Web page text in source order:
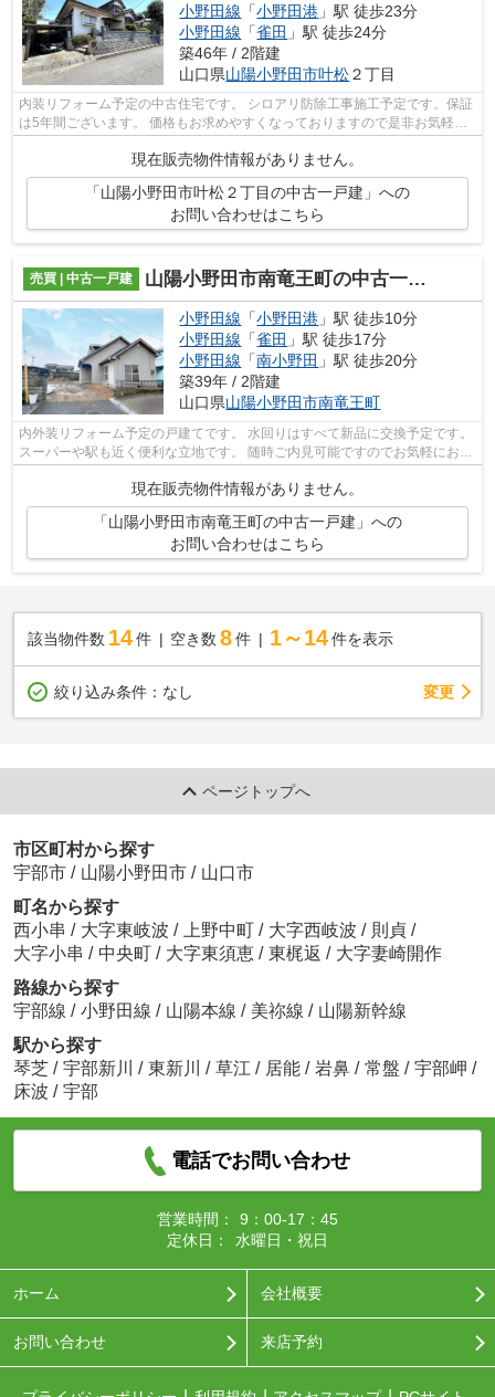
小野田線 「小野田港 」駅 徒歩23分
小野田線 「雀田 」駅 徒歩24分
築46年 / 2階建
山口県山陽小野田市叶松２丁目
内装リフォーム予定の中古住宅です。 シロアリ防除工事施工予定です。保証
は5年間ございます。 価格もお求めやすくなっておりますので是非お気軽に
現在販売物件情報がありません。
「山陽小野田市叶松２丁目の中古一戸建」への
お問い合わせはこちら
売買 | 中古一戸建 山陽小野田市南竜王町の中古一戸建
小野田線 「小野田港 」駅 徒歩10分
小野田線 「雀田 」駅 徒歩17分
小野田線 「南小野田 」駅 徒歩20分
築39年 / 2階建
山口県山陽小野田市南竜王町
内外装リフォーム予定の戸建てです。 水回りはすべて新品に交換予定です。
スーパーや駅も近く便利な立地です。 随時ご内見可能ですのでお気軽にお問
い合わせください。
現在販売物件情報がありません。
「山陽小野田市南竜王町の中古一戸建」への
お問い合わせはこちら
該当物件数 14件 空き数 8 件 1～14 件を表示
絞り込み条件： なし 変更
ページトップへ
市区町村から探す
宇部市 / 山陽小野田市 / 山口市
町名から探す
西小串 / 大字東岐波 / 上野中町 / 大字西岐波 / 則貞 /
大字小串 / 中央町 / 大字東須恵 / 東梶返 / 大字妻崎開作
路線から探す
宇部線 / 小野田線 / 山陽本線 / 美祢線 / 山陽新幹線
駅から探す
琴芝 / 宇部新川 / 東新川 / 草江 / 居能 / 岩鼻 / 常盤 / 宇部岬 /
床波 / 宇部
電話でお問い合わせ
営業時間：
9：00-17：45
定休日：
水曜日・祝日
ホーム 会社概要
お問い合わせ 来店予約